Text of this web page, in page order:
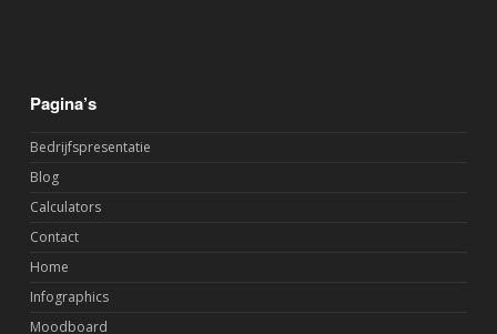
Pagina’s
Bedrijfspresentatie
Blog
Calculators
Contact
Home
Infographics
Moodboard